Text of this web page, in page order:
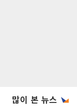
많이 본 뉴스